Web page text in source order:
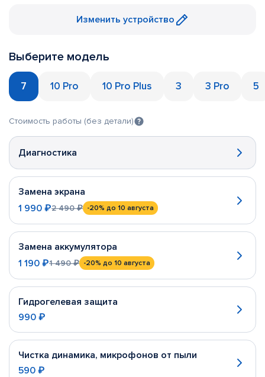
Изменить устройство
Выберите модель
7 10 Pro 10 Pro Plus 3 3 Pro 5
Стоимость работы (без детали)
Диагностика
Замена экрана
1 990 ₽2 490 ₽ -20% до 10 августа
Замена аккумулятора
1 190 ₽1 490 ₽ -20% до 10 августа
Гидрогелевая защита
990 ₽
Чистка динамика, микрофонов от пыли
590 ₽